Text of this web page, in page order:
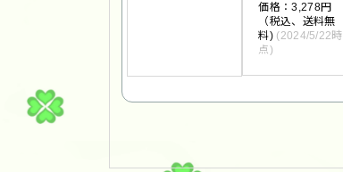
価格：3,278円
（税込、送料無
料) (2024/5/22時
点)